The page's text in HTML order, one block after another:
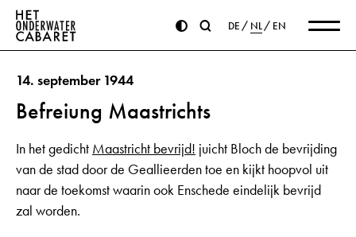
DE NL EN
14. september 1944
Befreiung Maastrichts
In het gedicht Maastricht bevrijd! juicht Bloch de bevrijding
van de stad door de Geallieerden toe en kijkt hoopvol uit
naar de toekomst waarin ook Enschede eindelijk bevrijd
zal worden.